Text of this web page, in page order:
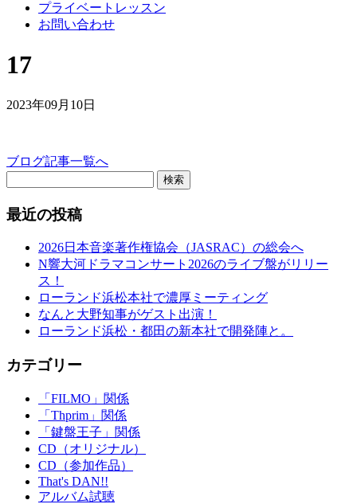
プライベートレッスン
お問い合わせ
17
2023年09月10日
ブログ記事一覧へ
検索
最近の投稿
2026日本音楽著作権協会（JASRAC）の総会へ
N響大河ドラマコンサート2026のライブ盤がリリー
ス！
ローランド浜松本社で濃厚ミーティング
なんと大野知事がゲスト出演！
ローランド浜松・都田の新本社で開発陣と。
カテゴリー
「FILMO」関係
「Thprim」関係
「鍵盤王子」関係
CD（オリジナル）
CD（参加作品）
That's DAN!!
アルバム試聴